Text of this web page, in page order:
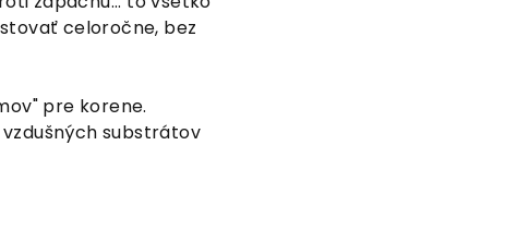
celoročne, bez
pre korene.
vzdušných substrátov